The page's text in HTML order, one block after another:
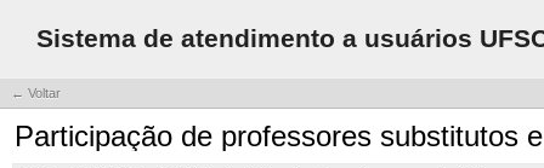
Sistema de atendimento a usuários
← Voltar
Participação de professores substitutos